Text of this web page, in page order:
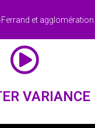
Ferrand et agglomération
VARIANCE